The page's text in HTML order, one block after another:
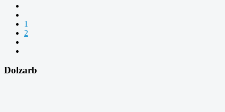
1
2
Dolzarb